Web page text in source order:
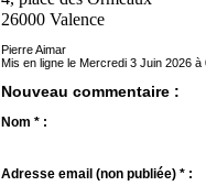
26000 Valence
Pierre Aimar
Mis en ligne le Mercredi 3 Juin 2026 à
Nouveau commentaire :
Nom * :
Adresse email (non publiée) * :